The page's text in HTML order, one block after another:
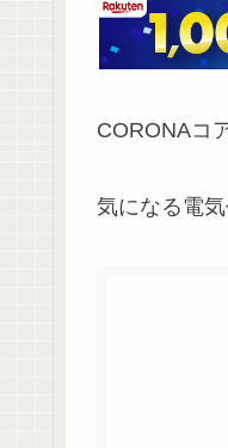
CORONAコ
気になる電